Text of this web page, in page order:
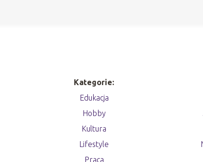
Kategorie:
Edukacja
Hobby
Kultura
Lifestyle
Praca